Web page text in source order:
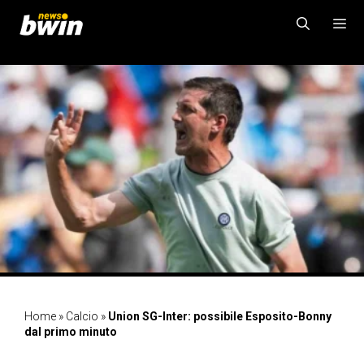
contenuto
MENU
Home » Calcio » Union SG-Inter: possibile Esposito-Bonny
dal primo minuto